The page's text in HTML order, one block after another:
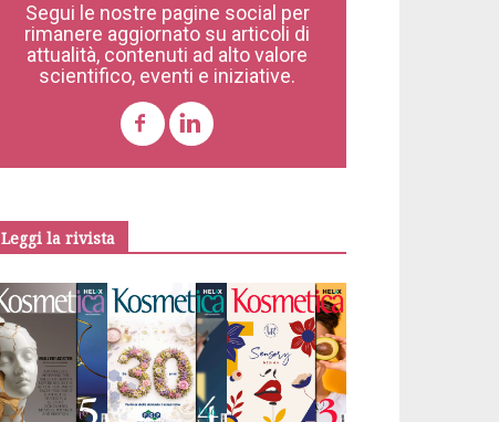
Segui le nostre pagine social per
rimanere aggiornato su articoli di
attualità, contenuti ad alto valore
scientifico, eventi e iniziative.
Leggi la rivista